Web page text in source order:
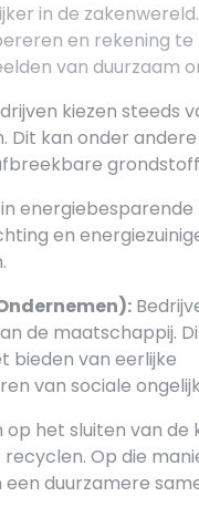
in de
en rekening te
van duurzaam
kiezen steeds
Dit kan onder
en
de maatschappij.
bieden van eerlijke
van sociale
op het sluiten van de
Op die
duurzamere